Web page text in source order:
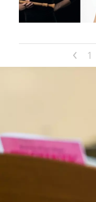
< 1